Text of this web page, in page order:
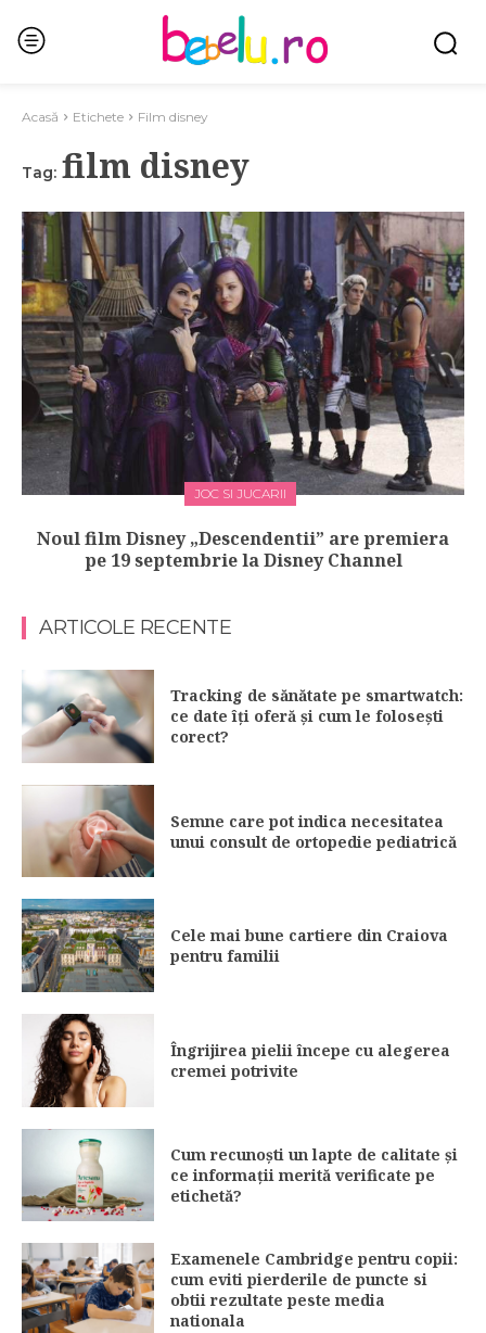
Acasă Etichete Film disney
Tag: film disney
JOC SI JUCARII
Noul film Disney „Descendentii” are premiera
pe 19 septembrie la Disney Channel
ARTICOLE RECENTE
Tracking de sănătate pe smartwatch:
ce date îți oferă și cum le folosești
corect?
Semne care pot indica necesitatea
unui consult de ortopedie pediatrică
Cele mai bune cartiere din Craiova
pentru familii
Îngrijirea pielii începe cu alegerea
cremei potrivite
Cum recunoști un lapte de calitate și
ce informații merită verificate pe
etichetă?
Examenele Cambridge pentru copii:
cum eviti pierderile de puncte si
obtii rezultate peste media
nationala